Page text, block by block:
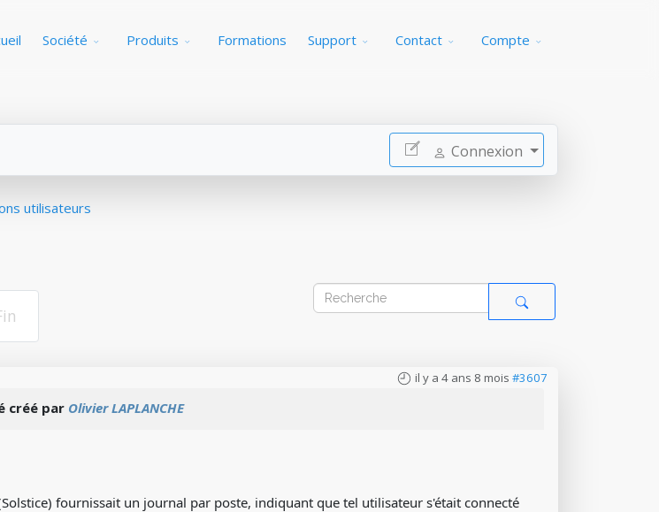
Société Produits Formations Support Contact Compte
Connexion
utilisateurs
il y a 4 ans 8 mois #3607
créé par Olivier LAPLANCHE
fournissait un journal par poste, indiquant que tel utilisateur s'était connecté